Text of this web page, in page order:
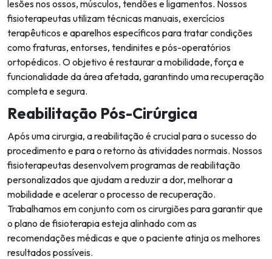
lesões nos ossos, músculos, tendões e ligamentos. Nossos
fisioterapeutas utilizam técnicas manuais, exercícios
terapêuticos e aparelhos específicos para tratar condições
como fraturas, entorses, tendinites e pós-operatórios
ortopédicos. O objetivo é restaurar a mobilidade, força e
funcionalidade da área afetada, garantindo uma recuperação
completa e segura.
Reabilitação Pós-Cirúrgica
Após uma cirurgia, a reabilitação é crucial para o sucesso do
procedimento e para o retorno às atividades normais. Nossos
fisioterapeutas desenvolvem programas de reabilitação
personalizados que ajudam a reduzir a dor, melhorar a
mobilidade e acelerar o processo de recuperação.
Trabalhamos em conjunto com os cirurgiões para garantir que
o plano de fisioterapia esteja alinhado com as
recomendações médicas e que o paciente atinja os melhores
resultados possíveis.